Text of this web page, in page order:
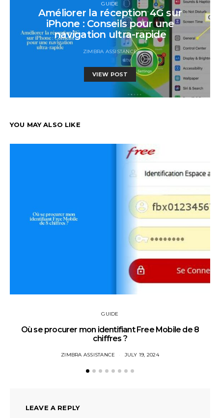
GUIDE
Améliorer la réception 4G sur
iPhone : Conseils pour une
navigation ultra-rapide
ZIMBRA ASSISTANCE
VIEW POST
YOU MAY ALSO LIKE
GUIDE
Où se procurer mon identifiant Free Mobile de 8
chiffres ?
ZIMBRA ASSISTANCE JULY 19, 2024
LEAVE A REPLY